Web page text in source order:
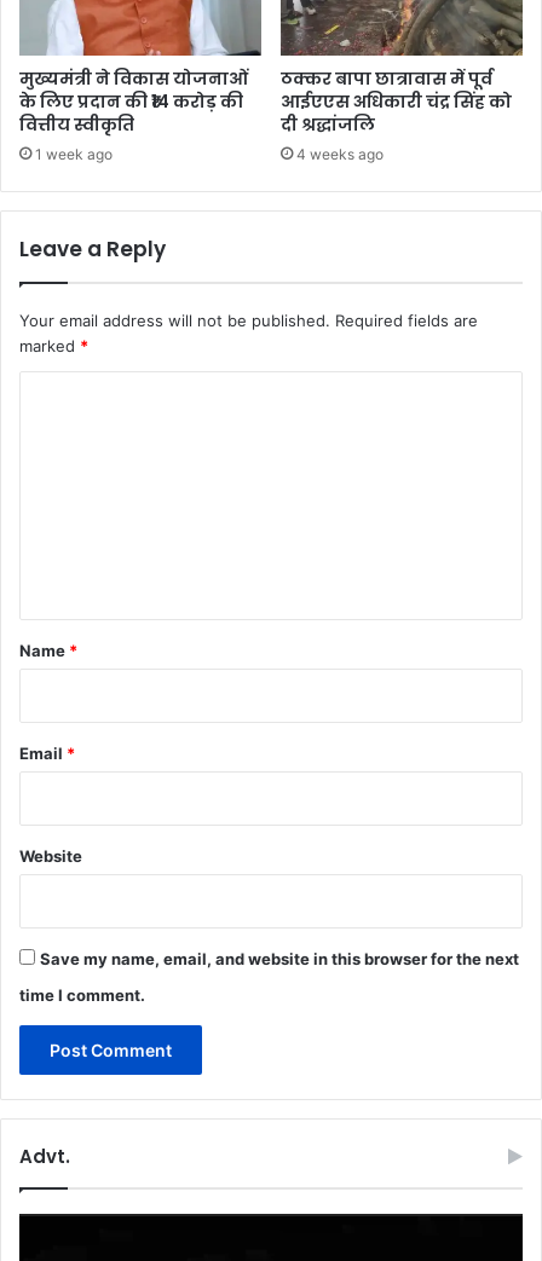
मुख्यमंत्री ने विकास योजनाओं
के लिए प्रदान की ₹14 करोड़ की
वित्तीय स्वीकृति
1 week ago
ठक्कर बापा छात्रावास में पूर्व
आईएएस अधिकारी चंद्र सिंह को
दी श्रद्धांजलि
4 weeks ago
Leave a Reply
Your email address will not be published. Required fields are
marked *
*
Name *
Email *
Website
Save my name, email, and website in this browser for the next
time I comment.
Advt.